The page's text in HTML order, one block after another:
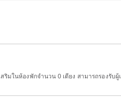
มในห้องพักจำนวน 0 เตียง สามารถรองรับ